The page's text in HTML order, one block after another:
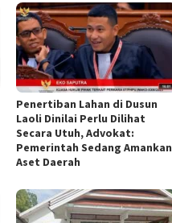
Penertiban Lahan di Dusun
Laoli Dinilai Perlu Dilihat
Secara Utuh, Advokat:
Pemerintah Sedang Amankan
Aset Daerah